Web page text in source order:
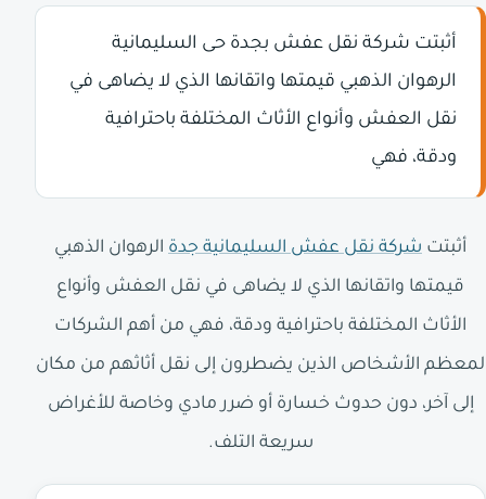
أثبتت شركة نقل عفش بجدة حى السليمانية
الرهوان الذهبي قيمتها واتقانها الذي لا يضاهى في
نقل العفش وأنواع الأثاث المختلفة باحترافية
ودقة، فهي
أثبتت شركة نقل عفش السليمانية جدة الرهوان الذهبي
قيمتها واتقانها الذي لا يضاهى في نقل العفش وأنواع
الأثاث المختلفة باحترافية ودقة، فهي من أهم الشركات
لمعظم الأشخاص الذين يضطرون إلى نقل أثاثهم من مكان
إلى آخر، دون حدوث خسارة أو ضرر مادي وخاصة للأغراض
سريعة التلف.